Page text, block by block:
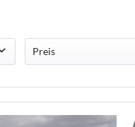
Preis